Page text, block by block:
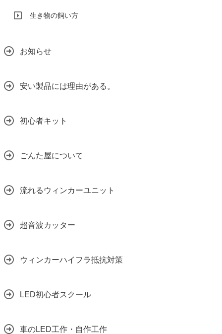
生き物の飼い方
お知らせ
安い製品には理由がある。
初心者キット
ごんた屋について
流れるウィンカーユニット
超音波カッター
ウィンカーハイフラ抵抗対策
LED初心者スクール
車のLED工作・自作工作